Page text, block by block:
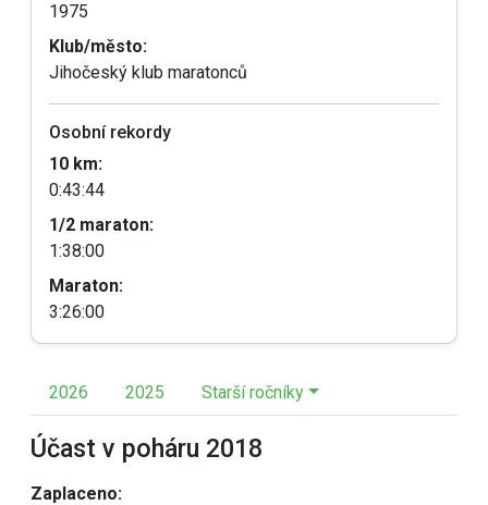
1975
Klub/město:
Jihočeský klub maratonců
Osobní rekordy
10 km:
0:43:44
1/2 maraton:
1:38:00
Maraton:
3:26:00
2026 2025 Starší ročníky
Účast v poháru 2018
Zaplaceno: